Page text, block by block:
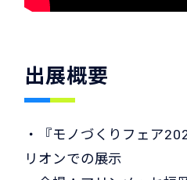
出展概要
・『モノづくりフェア
リオンでの展示